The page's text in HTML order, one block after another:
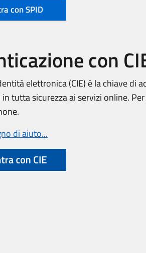
con SPID
con
elettronica (CIE) è la chiave
tutta sicurezza ai servizi online.
di aiuto...